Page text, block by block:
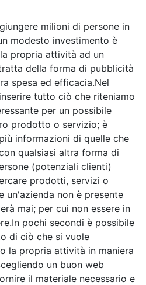
milioni di persone in
modesto investimento è
propria attività ad un
della forma di pubblicità
spesa ed efficacia.Nel
tutto ciò che riteniamo
per un possibile
prodotto o servizio; è
informazioni di quelle che
qualsiasi altra forma di
(potenziali clienti)
prodotti, servizi o
un'azienda non è presente
mai; per cui non essere in
pochi secondi è possibile
di ciò che si vuole
la propria attività in maniera
un buon web
il materiale necessario e